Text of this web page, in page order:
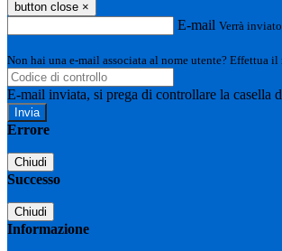
button close ×
E-mail Verrà
Non hai una e-mail associata al nome utente? Effettua
E-mail inviata, si prega di controllare la casella
Errore
Chiudi
Successo
Chiudi
Informazione